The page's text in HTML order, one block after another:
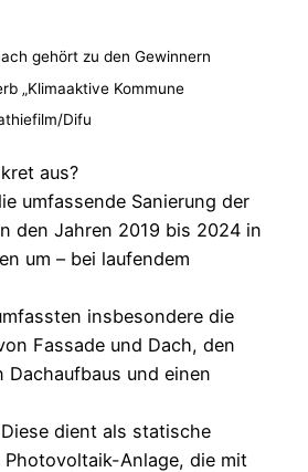
gehört zu den Gewinnern
„Klimaaktive Kommune
Difu
aus?
umfassende Sanierung der
den Jahren 2019 bis 2024 in
um – bei laufendem
insbesondere die
Fassade und Dach, den
Dachaufbaus und einen
dient als statische
Anlage, die mit